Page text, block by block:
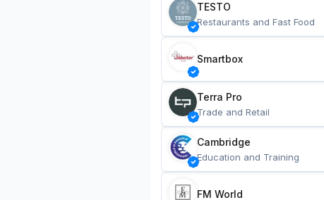
TESTO
Restaurants and Fast Food
Smartbox
Terra Pro
Trade and Retail
Cambridge
Education and Training
FM World